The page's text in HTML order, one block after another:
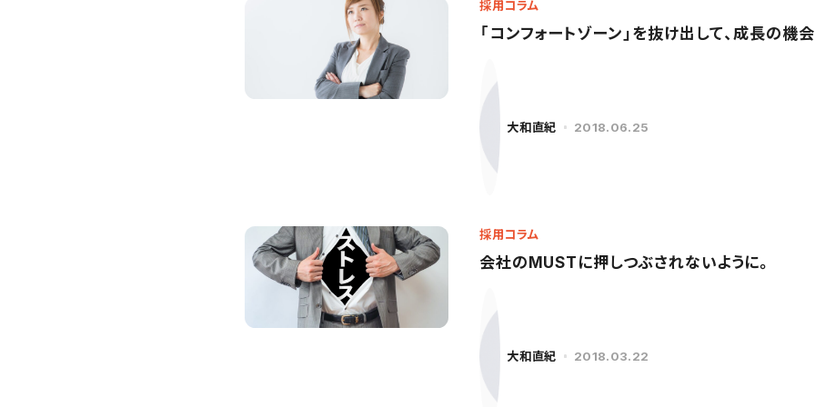
採用コラム
「コンフォートゾーン」を抜け出して、成長の機
大和直紀 2018.06.25
採用コラム
会社のMUSTに押しつぶされないように。
大和直紀 2018.03.22